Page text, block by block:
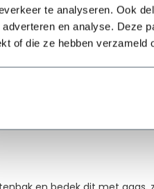
te analyseren. Ook
adverteren en analyse. Deze
of die ze hebben verzameld